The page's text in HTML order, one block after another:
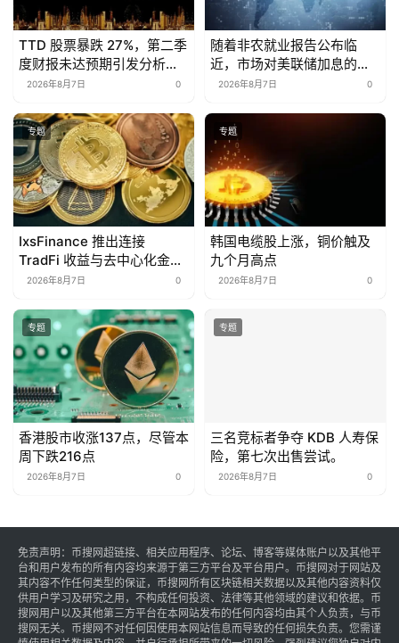
TTD 股票暴跌 27%，第二季
度财报未达预期引发分析师
下调评级
2026年8月7日 0
随着非农就业报告公布临
近，市场对美联储加息的预
期降温，美元走低。
2026年8月7日 0
专题
IxsFinance 推出连接
TradFi 收益与去中心化金融
的机枪池基础设施
2026年8月7日 0
专题
韩国电缆股上涨，铜价触及
九个月高点
2026年8月7日 0
专题
香港股市收涨137点，尽管本
周下跌216点
2026年8月7日 0
专题
三名竞标者争夺 KDB 人寿保
险，第七次出售尝试。
2026年8月7日 0
免责声明：币搜网超链接、相关应用程序、论坛、博客等媒体账户以及其他平
台和用户发布的所有内容均来源于第三方平台及平台用户。币搜网对于网站及
其内容不作任何类型的保证，币搜网所有区块链相关数据以及其他内容资料仅
供用户学习及研究之用，不构成任何投资、法律等其他领域的建议和依据。币
搜网用户以及其他第三方平台在本网站发布的任何内容均由其个人负责，与币
搜网无关。币搜网不对任何因使用本网站信息而导致的任何损失负责。您需谨